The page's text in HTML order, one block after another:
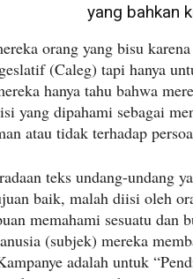
yang bahkan
orang yang bisu
(Caleg) tapi hanya
hanya tahu bahwa
yang dipahami sebagai
atau tidak terhadap
teks undang-undang
baik, malah diisi oleh
memahami sesuatu dan
(subjek) mereka
adalah untuk